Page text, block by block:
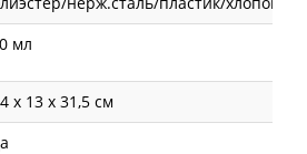
мл
х 13 х 31,5 см